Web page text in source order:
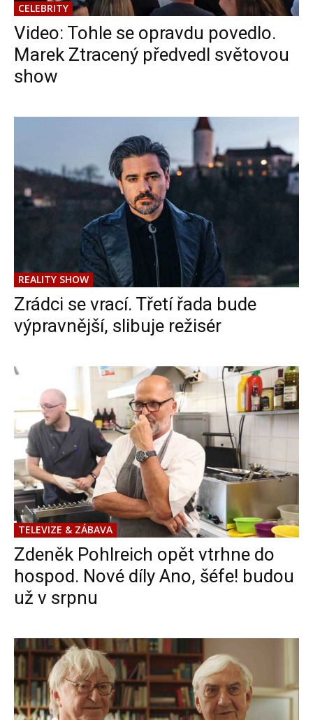
CELEBRITY
Video: Tohle se opravdu povedlo.
Marek Ztracený předvedl světovou
show
REALITY SHOW
Zrádci se vrací. Třetí řada bude
výpravnější, slibuje režisér
TELEVIZE & ZÁBAVA
Zdeněk Pohlreich opět vtrhne do
hospod. Nové díly Ano, šéfe! budou
už v srpnu